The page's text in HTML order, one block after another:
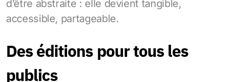
d’être abstraite : elle devient tangible,
accessible, partageable.
Des éditions pour tous les
publics